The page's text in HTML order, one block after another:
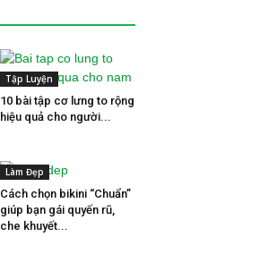
Tập Luyện
10 bài tập cơ lưng to rộng
hiệu quả cho người...
Làm Đẹp
Cách chọn bikini “Chuẩn”
giúp bạn gái quyến rũ,
che khuyết...